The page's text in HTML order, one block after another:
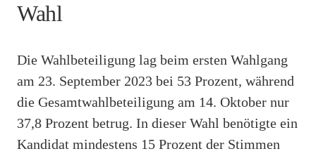
Wahl
Die Wahlbeteiligung lag beim ersten Wahlgang
am 23. September 2023 bei 53 Prozent, während
die Gesamtwahlbeteiligung am 14. Oktober nur
37,8 Prozent betrug. In dieser Wahl benötigte ein
Kandidat mindestens 15 Prozent der Stimmen